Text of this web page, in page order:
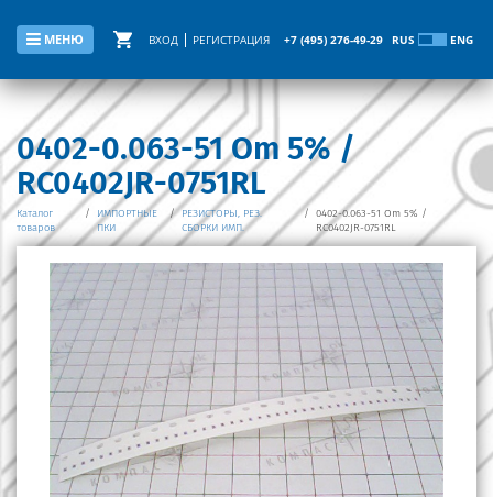
МЕНЮ ВХОД РЕГИСТРАЦИЯ +7 (495) 276-49-29 RUS ENG
0402-0.063-51 Om 5% /
RC0402JR-0751RL
Каталог
товаров
/
ИМПОРТНЫЕ
ПКИ
/ РЕЗИСТОРЫ, РЕЗ.
СБОРКИ ИМП.
/ 0402-0.063-51 Om 5% /
RC0402JR-0751RL